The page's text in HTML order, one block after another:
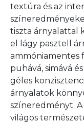
textúra és az
tiszta árnyalattal
el lágy pasztell
ammóniamentes
puhává, simává
géles
árnyalatok
színeredményt.
világos